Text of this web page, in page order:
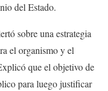
del Estado.
sobre una estrategia
el organismo y el
que el objetivo de
para luego justificar